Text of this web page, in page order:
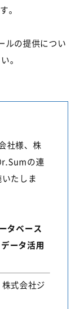
。
ルの提供につい
。
社様、株
の連
たしま
タベース
ータ活用
式会社ジ